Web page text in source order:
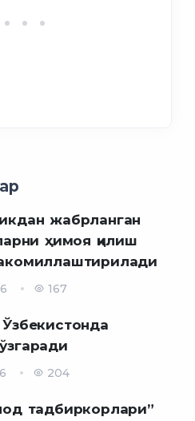
жабрланган
ҳимоя қилиш
167
204
тадбиркорлари”